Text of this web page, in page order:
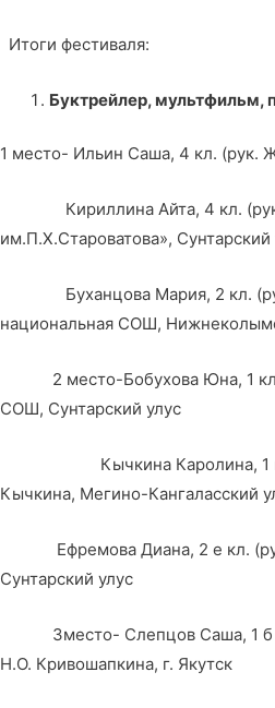
Итоги фестиваля:
Буктрейлер,
1 место- Ильин Саша, 4 кл. (рук.
Кириллина Айта, 4 кл.
им.П.Х.Староватова», Сунтарский
Буханцова Мария, 2 кл. (рук.
национальная СОШ,
2 место-Бобухова Юна, 1
СОШ, Сунтарский улус
Кычкина Каролина, 1
Кычкина, Мегино-Кангаласский
Ефремова Диана, 2 е кл.
Сунтарский улус
3место- Слепцов Саша, 1 б
Н.О. Кривошапкина, г. Якутск